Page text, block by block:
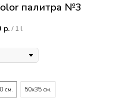
палитра №3
р. / 1 l
см. 50х35 см.